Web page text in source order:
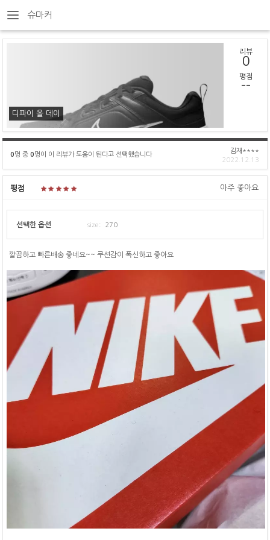
슈마커
디파이 올 데이
리뷰
0
평점
--
0명 중 0명이 이 리뷰가 도움이 된다고 선택했습니다
김재****
2022.12.13
평점 아주 좋아요
선택한 옵션 size: 270
깔끔하고 빠른배송 좋네요~~ 쿠션감이 폭신하고 좋아요